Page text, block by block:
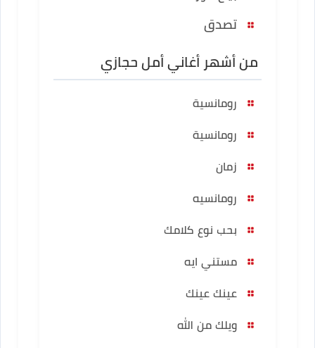
تصدق
من أشهر أغاني أمل حجازي
رومانسية
رومانسية
زمان
رومانسيه
بحب نوع كلامك
مستني ايه
عينك عينك
ويلك من الله